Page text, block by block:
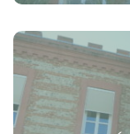
Voir la page Les